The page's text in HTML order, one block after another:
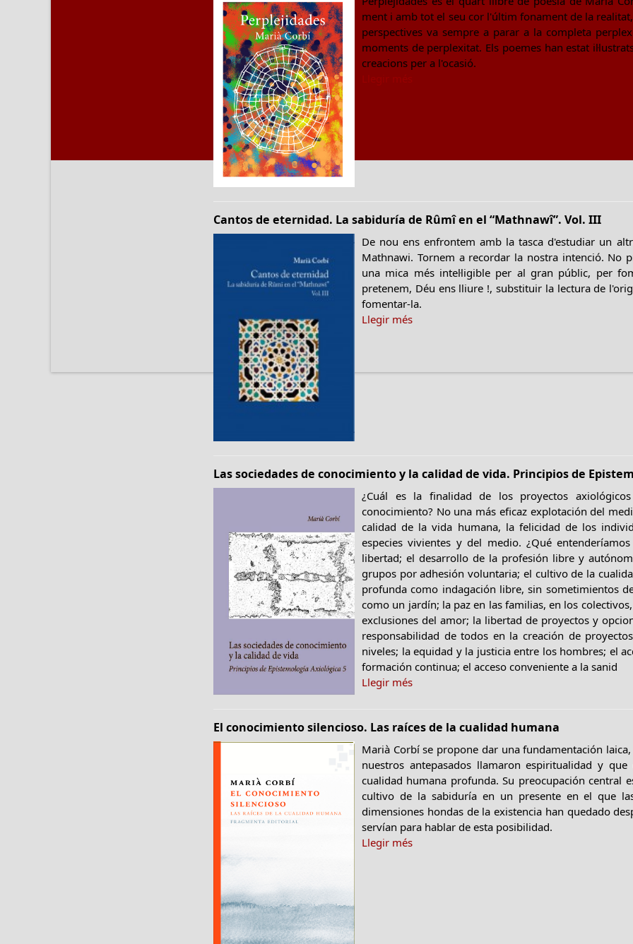
ment i amb tot el seu cor l'últim fonament de la
perspectives va sempre a parar a la completa
moments de perplexitat. Els poemes han estat
creacions per a l'ocasió.
Cantos de eternidad. La sabiduría de Rûmî en el “Mathnawî”. Vol. III
De nou ens enfrontem amb la tasca d'estudiar un
Mathnawi. Tornem a recordar la nostra intenció. No
una mica més intel·ligible per al gran públic, per
pretenem, Déu ens lliure !, substituir la lectura de
fomentar-la.
Llegir més
Las sociedades de conocimiento y la calidad de vida. Principios de
¿Cuál es la finalidad de los proyectos
conocimiento? No una más eficaz explotación del
calidad de la vida humana, la felicidad de los
especies vivientes y del medio. ¿Qué
libertad; el desarrollo de la profesión libre y
grupos por adhesión voluntaria; el cultivo de la
profunda como indagación libre, sin sometimientos
como un jardín; la paz en las familias, en los
exclusiones del amor; la libertad de proyectos y
responsabilidad de todos en la creación de
niveles; la equidad y la justicia entre los hombres; el
formación continua; el acceso conveniente a la sanid
Llegir més
El conocimiento silencioso. Las raíces de la cualidad humana
Marià Corbí se propone dar una fundamentación
nuestros antepasados llamaron espiritualidad y
cualidad humana profunda. Su preocupación central
cultivo de la sabiduría en un presente en el que
dimensiones hondas de la existencia han quedado
servían para hablar de esta posibilidad.
Llegir més